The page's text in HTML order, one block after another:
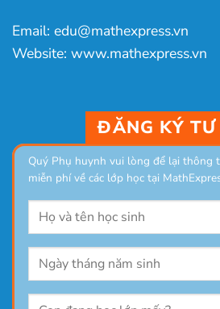
Email: edu@mathexpress.vn
Website: www.mathexpress.vn
ĐĂNG KÝ
Quý Phụ huynh vui lòng để lại thông
miễn phí về các lớp học tại